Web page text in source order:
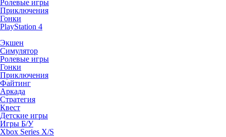
Ролевые игры
Приключения
Гонки
PlayStation 4
Экшен
Симулятор
Ролевые игры
Гонки
Приключения
Файтинг
Аркада
Стратегия
Квест
Детские игры
Игры Б/У
Xbox Series X/S